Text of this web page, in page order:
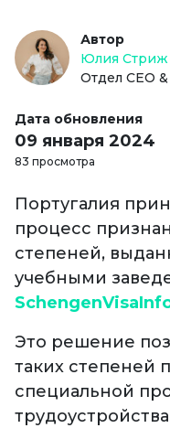
Автор
Юлия Стриж
Отдел СЕО
Дата обновления
09 января 2024
83 просмотра
Португалия
процесс
степеней,
учебными
Это решение
таких степеней
специальной